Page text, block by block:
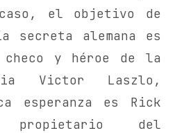
el objetivo de
secreta alemana es
y héroe de la
Victor Laszlo,
esperanza es Rick
propietario del